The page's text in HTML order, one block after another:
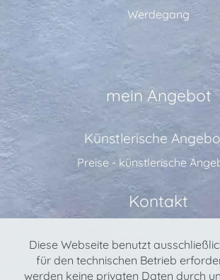
Werdegang
mein Angebot
Künstlerische
Preise - künstlerische
Kontakt
Impressum
Datenschutzerklärung
Diese Webseite benutzt
für den technischen Betrieb
werden keine privaten Daten durch